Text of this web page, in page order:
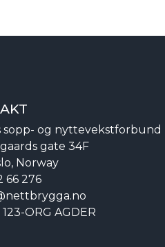
sopp- og nyttevekstforbund
gate 34F
Norway
66 276
ORG AGDER